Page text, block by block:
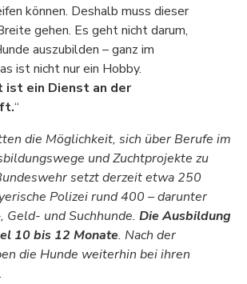
können. Deshalb muss dieser
gehen. Es geht nicht darum,
auszubilden – ganz im
ist nicht nur ein Hobby.
ist ein Dienst an der
“
die Möglichkeit, sich über Berufe im
und Zuchtprojekte zu
setzt derzeit etwa 250
Polizei rund 400 – darunter
Geld- und Suchhunde. Die Ausbildung
10 bis 12 Monate. Nach der
die Hunde weiterhin bei ihren